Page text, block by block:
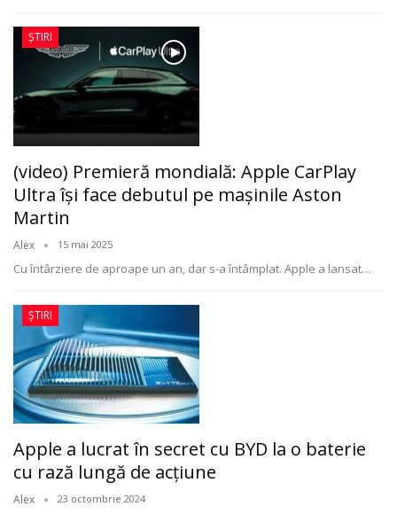
ȘTIRI
(video) Premieră mondială: Apple CarPlay
Ultra își face debutul pe mașinile Aston
Martin
Alex 15 mai 2025
Cu întârziere de aproape un an, dar s-a întâmplat. Apple a lansat…
ȘTIRI
Apple a lucrat în secret cu BYD la o baterie
cu rază lungă de acțiune
Alex 23 octombrie 2024